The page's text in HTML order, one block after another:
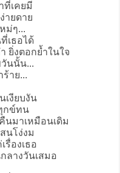
ที่เคยมี
ายดาย
ม่ๆ...
เธอได้
ยิ่งตอกย้ำในใจ
นนั้น...
าย...
งียบงัน
กข์ทน
นมาเหมือนเดิม
นโง่งม
รื่องเธอ
ลางวันเสมอ